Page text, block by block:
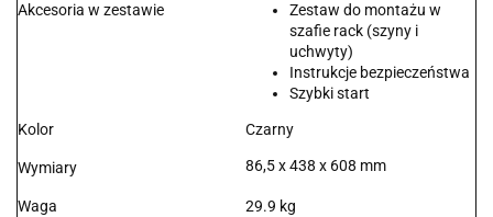
Akcesoria w zestawie
Zestaw do montażu w
szafie rack (szyny i
uchwyty)
Instrukcje bezpieczeństwa
Szybki start
Kolor Czarny
Wymiary 86,5 x 438 x 608 mm
Waga
29.9 kg